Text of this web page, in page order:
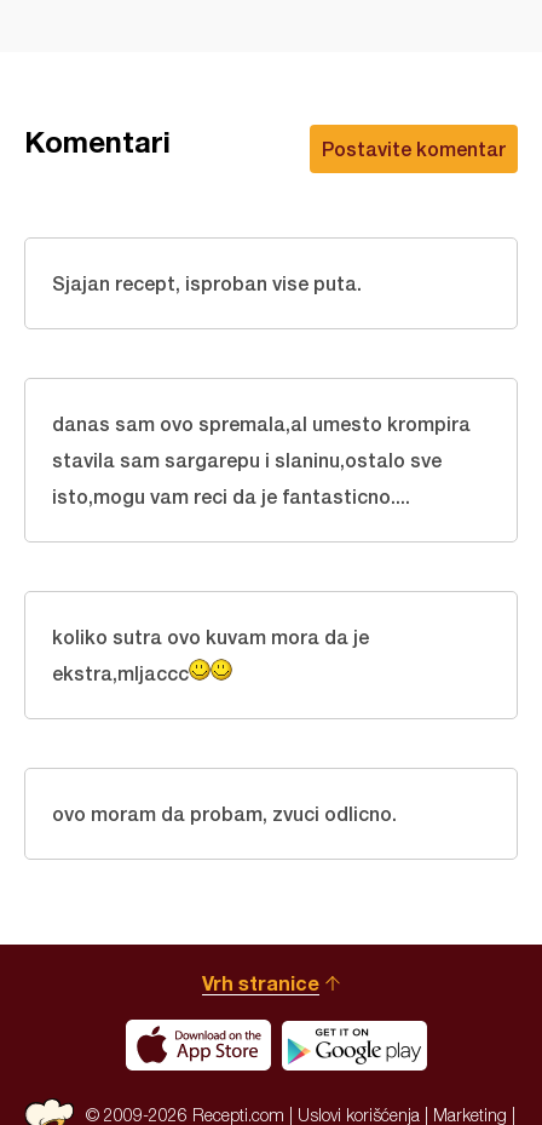
Postavite komentar
Komentari
Sjajan recept, isproban vise puta.
danas sam ovo spremala,al umesto krompira
stavila sam sargarepu i slaninu,ostalo sve
isto,mogu vam reci da je fantasticno....
koliko sutra ovo kuvam mora da je
ekstra,mljaccc
ovo moram da probam, zvuci odlicno.
Vrh stranice
© 2009-2026 Recepti.com | Uslovi korišćenja Marketing